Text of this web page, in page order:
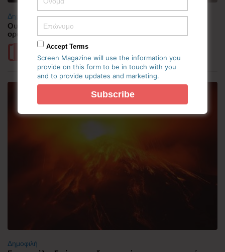
Δημοφιλή
Ουαλία: Άνδρας ντυμένος «Χάρος» σκαρφάλωσε στην
οροφή νοσοκομείου και προκάλεσε πανικό
Περισσότερα
Δημοφιλή
Accept Terms
Screen Magazine will use the information you
provide on this form to be in touch with you
and to provide updates and marketing.